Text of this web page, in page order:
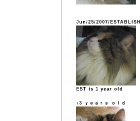
Jun/25/2007/ESTABLISH
EST is 1 year old
↓3 ｙｅａｒｓ ｏｌｄ